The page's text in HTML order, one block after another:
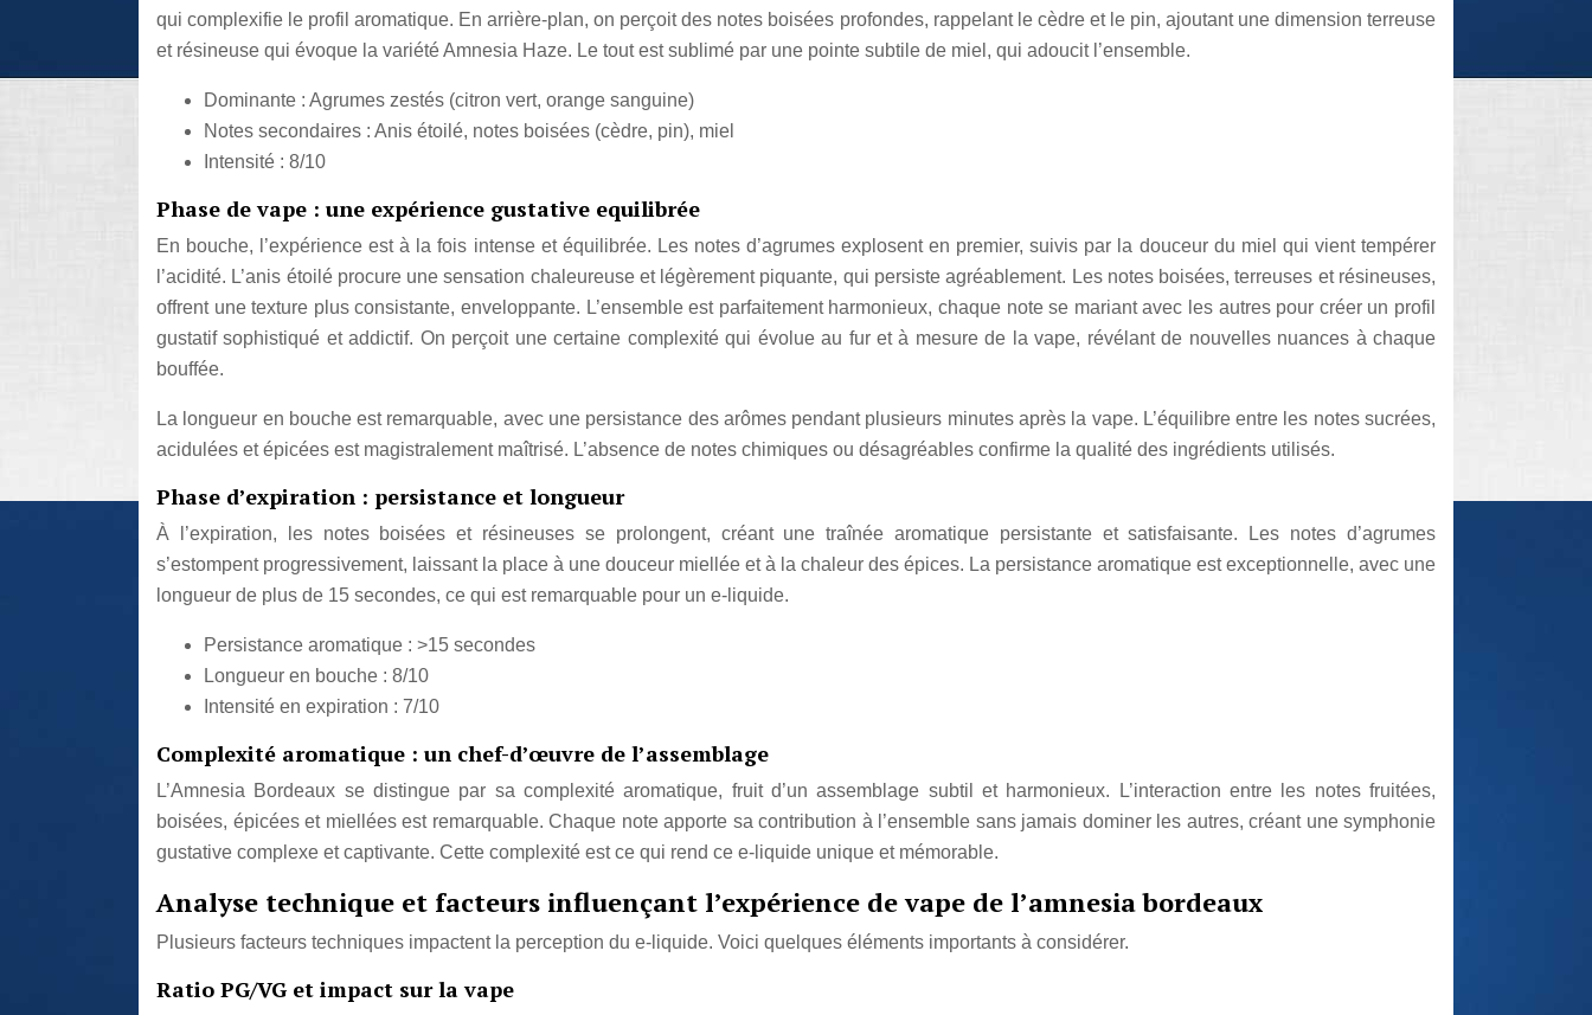
qui complexifie le profil aromatique. En arrière-plan, on perçoit des notes boisées profondes, rappelant le cèdre et le pin, ajoutant une dimension terreuse
et résineuse qui évoque la variété Amnesia Haze. Le tout est sublimé par une pointe subtile de miel, qui adoucit l’ensemble.
Dominante : Agrumes zestés (citron vert, orange sanguine)
Notes secondaires : Anis étoilé, notes boisées (cèdre, pin), miel
Intensité : 8/10
Phase de vape : une expérience gustative equilibrée
En bouche, l’expérience est à la fois intense et équilibrée. Les notes d’agrumes explosent en premier, suivis par la douceur du miel qui vient tempérer
l’acidité. L’anis étoilé procure une sensation chaleureuse et légèrement piquante, qui persiste agréablement. Les notes boisées, terreuses et résineuses,
offrent une texture plus consistante, enveloppante. L’ensemble est parfaitement harmonieux, chaque note se mariant avec les autres pour créer un profil
gustatif sophistiqué et addictif. On perçoit une certaine complexité qui évolue au fur et à mesure de la vape, révélant de nouvelles nuances à chaque
bouffée.
La longueur en bouche est remarquable, avec une persistance des arômes pendant plusieurs minutes après la vape. L’équilibre entre les notes sucrées,
acidulées et épicées est magistralement maîtrisé. L’absence de notes chimiques ou désagréables confirme la qualité des ingrédients utilisés.
Phase d’expiration : persistance et longueur
À l’expiration, les notes boisées et résineuses se prolongent, créant une traînée aromatique persistante et satisfaisante. Les notes d’agrumes
s’estompent progressivement, laissant la place à une douceur miellée et à la chaleur des épices. La persistance aromatique est exceptionnelle, avec une
longueur de plus de 15 secondes, ce qui est remarquable pour un e-liquide.
Persistance aromatique : >15 secondes
Longueur en bouche : 8/10
Intensité en expiration : 7/10
Complexité aromatique : un chef-d’œuvre de l’assemblage
L’Amnesia Bordeaux se distingue par sa complexité aromatique, fruit d’un assemblage subtil et harmonieux. L’interaction entre les notes fruitées,
boisées, épicées et miellées est remarquable. Chaque note apporte sa contribution à l’ensemble sans jamais dominer les autres, créant une symphonie
gustative complexe et captivante. Cette complexité est ce qui rend ce e-liquide unique et mémorable.
Analyse technique et facteurs influençant l’expérience de vape de l’amnesia bordeaux
Plusieurs facteurs techniques impactent la perception du e-liquide. Voici quelques éléments importants à considérer.
Ratio PG/VG et impact sur la vape